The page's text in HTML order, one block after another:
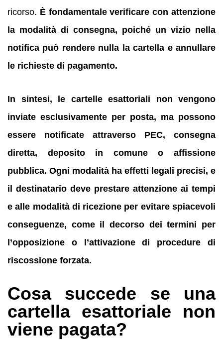
ricorso. È fondamentale verificare con attenzione
la modalità di consegna, poiché un vizio nella
notifica può rendere nulla la cartella e annullare
le richieste di pagamento.
In sintesi, le cartelle esattoriali non vengono
inviate esclusivamente per posta, ma possono
essere notificate attraverso PEC, consegna
diretta, deposito in comune o affissione
pubblica. Ogni modalità ha effetti legali precisi, e
il destinatario deve prestare attenzione ai tempi
e alle modalità di ricezione per evitare spiacevoli
conseguenze, come il decorso dei termini per
l’opposizione o l’attivazione di procedure di
riscossione forzata.
Cosa succede se una
cartella esattoriale non
viene pagata?